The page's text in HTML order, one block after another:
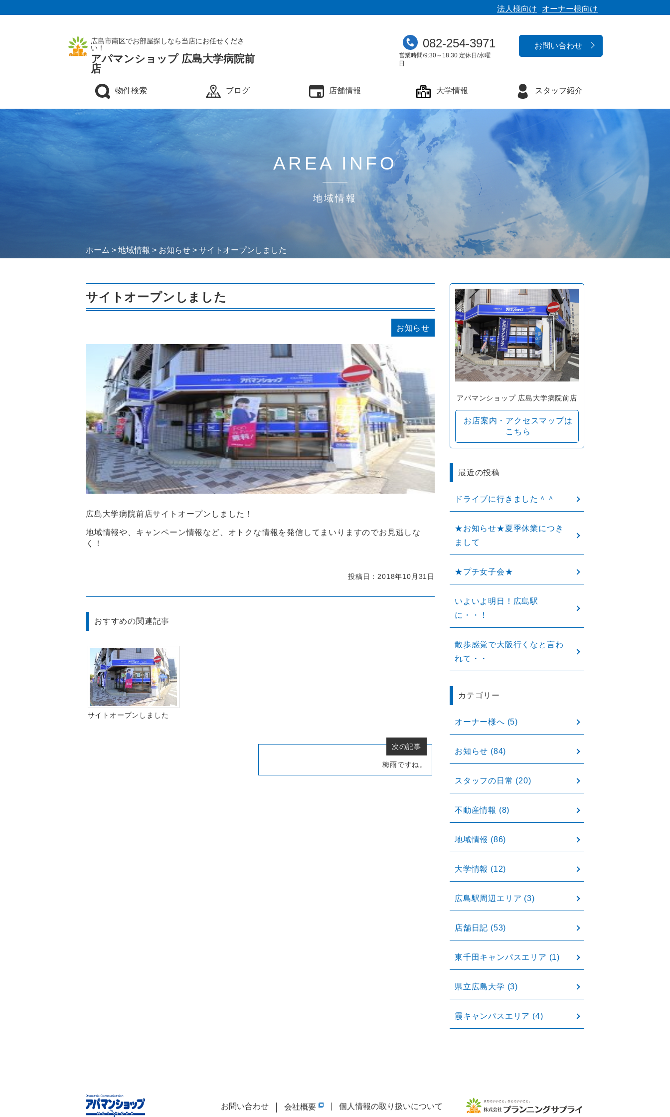
オーナー様向け
法人様向け
広島市南区でお部屋探しなら当店にお任せくださ
い！
アパマンショップ 広島大学病院前
店
お問い合わせ
082-254-3971
営業時間/9:30～18:30 定休日/水曜
日
物件検索 ブログ 店舗情報 大学情報 スタッフ紹介
AREA INFO
地域情報
ホーム > 地域情報 > お知らせ > サイトオープンしました
サイトオープンしました
お知らせ
広島大学病院前店サイトオープンしました！
地域情報や、キャンペーン情報など、オトクな情報を発信してまいりますのでお見逃しな
く！
投稿日：2018年10月31日
おすすめの関連記事
サイトオープンしました
次の記事
梅雨ですね。
アパマンショップ 広島大学病院前店
お店案内・アクセスマップは
こちら
最近の投稿
ドライブに行きました＾＾
★お知らせ★夏季休業につき
まして
★プチ女子会★
いよいよ明日！広島駅
に・・！
散歩感覚で大阪行くなと言わ
れて・・
カテゴリー
オーナー様へ (5)
お知らせ (84)
スタッフの日常 (20)
不動産情報 (8)
地域情報 (86)
大学情報 (12)
広島駅周辺エリア (3)
店舗日記 (53)
東千田キャンパスエリア (1)
県立広島大学 (3)
霞キャンパスエリア (4)
お問い合わせ 会社概要 個人情報の取り扱いについて